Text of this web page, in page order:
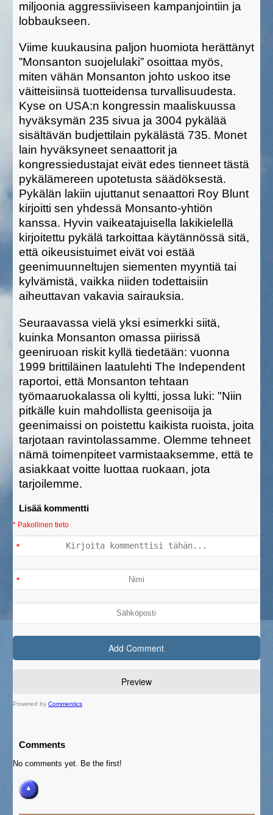
miljoonia aggressiiviseen kampanjointiin ja
lobbaukseen.
Viime kuukausina paljon huomiota herättänyt
”Monsanton suojelulaki” osoittaa myös,
miten vähän Monsanton johto uskoo itse
väitteisiinsä tuotteidensa turvallisuudesta.
Kyse on USA:n kongressin maaliskuussa
hyväksymän 235 sivua ja 3004 pykälää
sisältävän budjettilain pykälästä 735. Monet
lain hyväksyneet senaattorit ja
kongressiedustajat eivät edes tienneet tästä
pykälämereen upotetusta säädöksestä.
Pykälän lakiin ujuttanut senaattori Roy Blunt
kirjoitti sen yhdessä Monsanto-yhtiön
kanssa. Hyvin vaikeatajuisella lakikielellä
kirjoitettu pykälä tarkoittaa käytännössä sitä,
että oikeusistuimet eivät voi estää
geenimuunneltujen siementen myyntiä tai
kylvämistä, vaikka niiden todettaisiin
aiheuttavan vakavia sairauksia.
Seuraavassa vielä yksi esimerkki siitä,
kuinka Monsanton omassa piirissä
geeniruoan riskit kyllä tiedetään: vuonna
1999 brittiläinen laatulehti The Independent
raportoi, että Monsanton tehtaan
työmaaruokalassa oli kyltti, jossa luki: "Niin
pitkälle kuin mahdollista geenisoija ja
geenimaissi on poistettu kaikista ruoista, joita
tarjotaan ravintolassamme. Olemme tehneet
nämä toimenpiteet varmistaaksemme, että te
asiakkaat voitte luottaa ruokaan, jota
tarjoilemme.
Lisää kommentti
* Pakollinen tieto
Powered by Commentics
Comments
No comments yet. Be the first!